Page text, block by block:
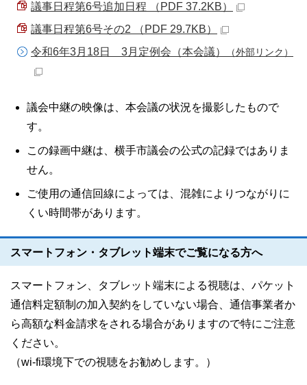
議事日程第6号追加日程 （PDF 37.2KB）
議事日程第6号その2 （PDF 29.7KB）
令和6年3月18日 3月定例会（本会議）
（外部リンク）
議会中継の映像は、本会議の状況を撮影したもので
す。
この録画中継は、横手市議会の公式の記録ではありま
せん。
ご使用の通信回線によっては、混雑によりつながりに
くい時間帯があります。
スマートフォン・タブレット端末でご覧になる方へ
スマートフォン、タブレット端末による視聴は、パケット
通信料定額制の加入契約をしていない場合、通信事業者か
ら高額な料金請求をされる場合がありますので特にご注意
ください。
（wi-fi環境下での視聴をお勧めします。）